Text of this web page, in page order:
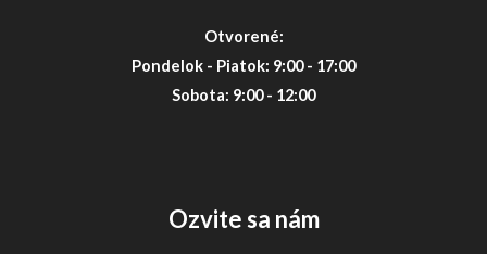
Otvorené:
Pondelok - Piatok: 9:00 - 17:00
Sobota: 9:00 - 12:00
Ozvite sa nám